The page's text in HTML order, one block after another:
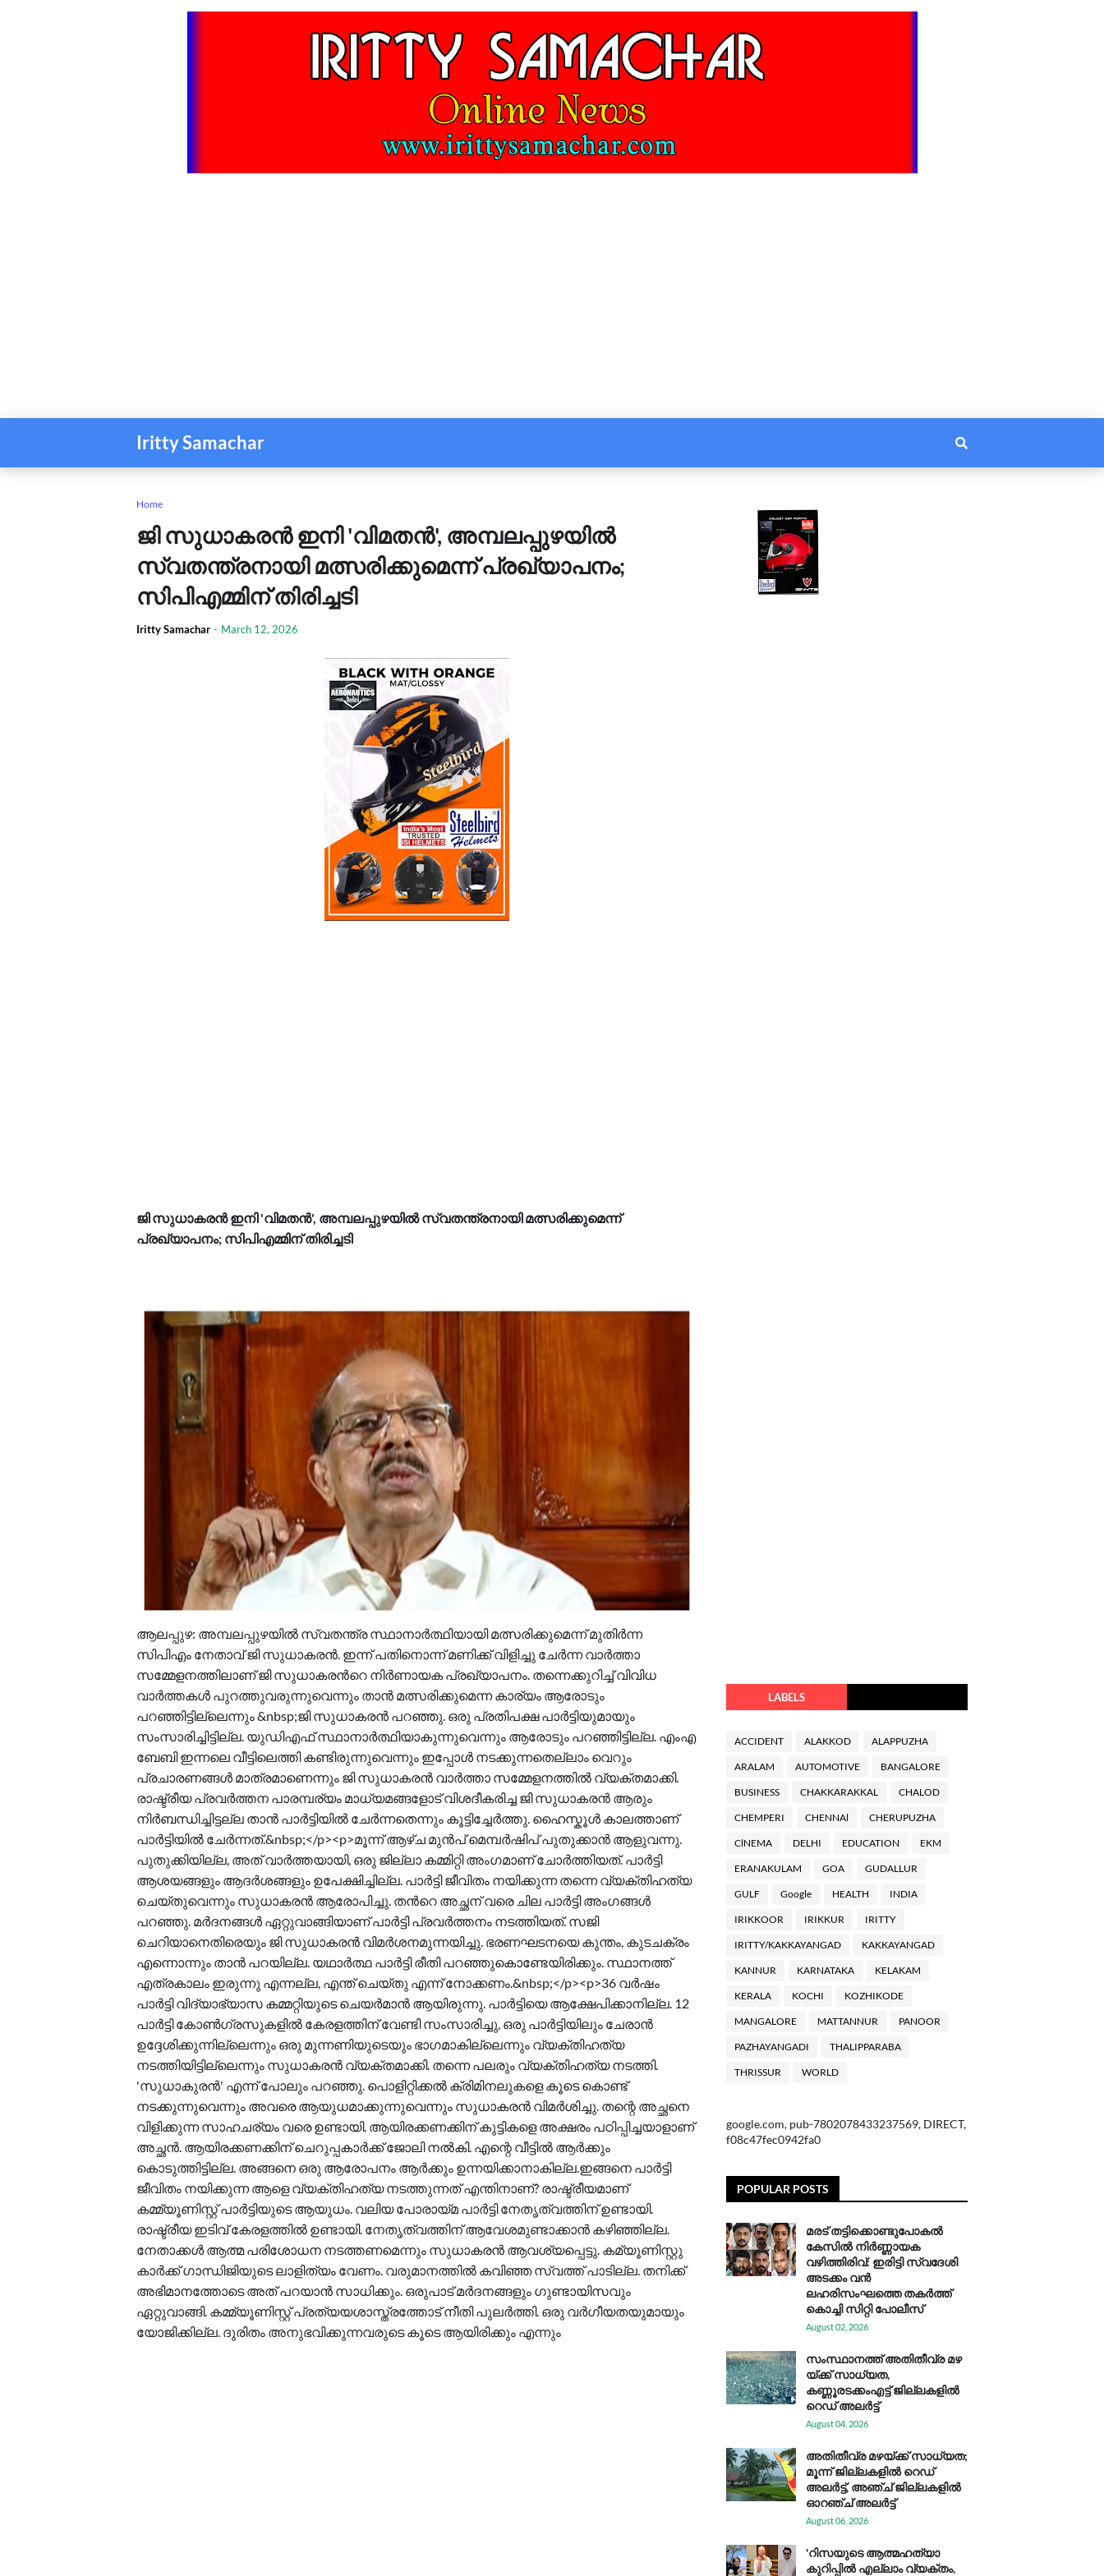
Iritty Samachar
Home
ജി സുധാകരൻ ഇനി 'വിമതൻ', അമ്പലപ്പുഴയിൽ
സ്വതന്ത്രനായി മത്സരിക്കുമെന്ന് പ്രഖ്യാപനം;
സിപിഎമ്മിന് തിരിച്ചടി
Iritty Samachar - March 12, 2026
ജി സുധാകരൻ ഇനി 'വിമതൻ', അമ്പലപ്പുഴയിൽ സ്വതന്ത്രനായി മത്സരിക്കുമെന്ന്
പ്രഖ്യാപനം; സിപിഎമ്മിന് തിരിച്ചടി
ആലപ്പുഴ: അമ്പലപ്പുഴയിൽ സ്വതന്ത്ര സ്ഥാനാര്‍ത്ഥിയായി മത്സരിക്കുമെന്ന് മുതിര്‍ന്ന
സിപിഎം നേതാവ് ജി സുധാകരൻ. ഇന്ന് പതിനൊന്ന് മണിക്ക് വിളിച്ചു ചേര്‍ന്ന വാര്‍ത്താ
സമ്മേളനത്തിലാണ് ജി സുധാകരന്‍റെ നിര്‍ണായക പ്രഖ്യാപനം. തന്നെക്കുറിച്ച് വിവിധ
വാർത്തകൾ പുറത്തുവരുന്നുവെന്നും താൻ മത്സരിക്കുമെന്ന കാര്യം ആരോടും
പറഞ്ഞിട്ടില്ലെന്നും &nbsp;ജി സുധാകരൻ പറഞ്ഞു. ഒരു പ്രതിപക്ഷ പാർട്ടിയുമായും
സംസാരിച്ചിട്ടില്ല. യുഡിഎഫ് സ്ഥാനാർത്ഥിയാകുന്നുവെന്നും ആരോടും പറഞ്ഞിട്ടില്ല. എംഎ
ബേബി ഇന്നലെ വീട്ടിലെത്തി കണ്ടിരുന്നുവെന്നും ഇപ്പോൾ നടക്കുന്നതെല്ലാം വെറും
പ്രചാരണങ്ങൾ മാത്രമാണെന്നും ജി സുധാകരൻ വാർത്താ സമ്മേളനത്തിൽ വ്യക്തമാക്കി.
രാഷ്ട്രീയ പ്രവർത്തന പാരമ്പര്യം മാധ്യമങ്ങളോട് വിശദീകരിച്ച ജി സുധാകരൻ ആരും
നിർബന്ധിച്ചിട്ടല്ല താൻ പാർട്ടിയിൽ ചേർന്നതെന്നും കൂട്ടിച്ചേർത്തു. ഹൈസ്കൂൾ കാലത്താണ്
പാർട്ടിയിൽ ചേർന്നത്.&nbsp;</p><p>മൂന്ന് ആഴ്ച മുൻപ് മെമ്പർഷിപ് പുതുക്കാൻ ആളുവന്നു.
പുതുക്കിയില്ല, അത് വാര്‍ത്തയായി, ഒരു ജില്ലാ കമ്മിറ്റി അംഗമാണ് ചോർത്തിയത്. പാർട്ടി
ആശയങ്ങളും ആദർശങ്ങളും ഉപേക്ഷിച്ചില്ല. പാര്‍ട്ടി ജീവിതം നയിക്കുന്ന തന്നെ വ്യക്തിഹത്യ
ചെയ്തുവെന്നും സുധാകരൻ ആരോപിച്ചു. തന്‍റെ അച്ഛന് വരെ ചില പാര്‍ട്ടി അംഗങ്ങള്‍
പറഞ്ഞു. മര്‍ദനങ്ങള്‍ ഏറ്റുവാങ്ങിയാണ് പാര്‍ട്ടി പ്രവര്‍ത്തനം നടത്തിയത്. സജി
ചെറിയാനെതിരെയും ജി സുധാകരൻ വിമര്‍ശനമുന്നയിച്ചു. ഭരണഘടനയെ കുന്തം, കുടചക്രം
എന്നൊന്നും താൻ പറയില്ല. യഥാര്‍ത്ഥ പാര്‍ട്ടി രീതി പറഞ്ഞുകൊണ്ടേയിരിക്കും. സ്ഥാനത്ത്
എത്രകാലം ഇരുന്നു എന്നല്ല, എന്ത് ചെയ്തു എന്ന് നോക്കണം.&nbsp;</p><p>36 വർഷം
പാർട്ടി വിദ്യാഭ്യാസ കമ്മറ്റിയുടെ ചെയർമാൻ ആയിരുന്നു. പാർട്ടിയെ ആക്ഷേപിക്കാനില്ല. 12
പാർട്ടി കോൺഗ്രസുകളിൽ കേരളത്തിന് വേണ്ടി സംസാരിച്ചു, ഒരു പാർട്ടിയിലും ചേരാൻ
ഉദ്ദേശിക്കുന്നില്ലെന്നും ഒരു മുന്നണിയുടെയും ഭാഗമാകില്ലെന്നും വ്യക്തിഹത്യ
നടത്തിയിട്ടില്ലെന്നും സുധാകരൻ വ്യക്തമാക്കി. തന്നെ പലരും വ്യക്തിഹത്യ നടത്തി.
'സുധാകുരൻ' എന്ന് പോലും പറഞ്ഞു. പൊളിറ്റിക്കൽ ക്രിമിനലുകളെ കൂടെ കൊണ്ട്
നടക്കുന്നുവെന്നും അവരെ ആയുധമാക്കുന്നുവെന്നും സുധാകരൻ വിമര്‍ശിച്ചു. തന്റെ അച്ഛനെ
വിളിക്കുന്ന സാഹചര്യം വരെ ഉണ്ടായി. ആയിരക്കണക്കിന് കുട്ടികളെ അക്ഷരം പഠിപ്പിച്ചയാളാണ്
അച്ഛൻ. ആയിരക്കണക്കിന് ചെറുപ്പകാർക്ക് ജോലി നൽകി. എന്റെ വീട്ടിൽ ആർക്കും
കൊടുത്തിട്ടില്ല. അങ്ങനെ ഒരു ആരോപനം ആർക്കും ഉന്നയിക്കാനാകില്ല.ഇങ്ങനെ പാർട്ടി
ജീവിതം നയിക്കുന്ന ആളെ വ്യക്തിഹത്യ നടത്തുന്നത് എന്തിനാണ്? രാഷ്ട്രീയമാണ്
കമ്മ്യൂണിസ്റ്റ് പാർട്ടിയുടെ ആയുധം. വലിയ പോരായ്മ പാർട്ടി നേതൃത്വത്തിന് ഉണ്ടായി.
രാഷ്ട്രീയ ഇടിവ് കേരളത്തിൽ ഉണ്ടായി. നേതൃത്വത്തിന് ആവേശമുണ്ടാക്കാൻ കഴിഞ്ഞില്ല.
നേതാക്കൾ ആത്മ പരിശോധന നടത്തണമെന്നും സുധാകരൻ ആവശ്യപ്പെട്ടു. കമ്യൂണിസ്റ്റു
കാർക്ക് ഗാന്ധിജിയുടെ ലാളിത്യം വേണം. വരുമാനത്തിൽ കവിഞ്ഞ സ്വത്ത് പാടില്ല. തനിക്ക്
അഭിമാനത്തോടെ അത് പറയാൻ സാധിക്കും. ഒരുപാട് മർദനങ്ങളും ഗുണ്ടായിസവും
ഏറ്റുവാങ്ങി. കമ്മ്യൂണിസ്റ്റ് പ്രത്യയശാസ്ത്രത്തോട് നീതി പുലർത്തി. ഒരു വർഗീയതയുമായും
യോജിക്കില്ല. ദുരിതം അനുഭവിക്കുന്നവരുടെ കൂടെ ആയിരിക്കും എന്നും
LABELS
ACCIDENT ALAKKOD ALAPPUZHA
ARALAM AUTOMOTIVE BANGALORE
BUSINESS CHAKKARAKKAL CHALOD
CHEMPERI CHENNAl CHERUPUZHA
ClNEMA DELHI EDUCATION EKM
ERANAKULAM GOA GUDALLUR
GULF Google HEALTH INDIA
IRIKKOOR IRIKKUR IRITTY
IRITTY/KAKKAYANGAD KAKKAYANGAD
KANNUR KARNATAKA KELAKAM
KERALA KOCHI KOZHIKODE
MANGALORE MATTANNUR PANOOR
PAZHAYANGADI THALIPPARABA
THRISSUR WORLD
google.com, pub-7802078433237569, DIRECT,
f08c47fec0942fa0
POPULAR POSTS
മരട് തട്ടിക്കൊണ്ടുപോകൽ
കേസിൽ നിർണ്ണായക
വഴിത്തിരിവ്: ഇരിട്ടി സ്വദേശി
അടക്കം വൻ
ലഹരിസംഘത്തെ തകർത്ത്
കൊച്ചി സിറ്റി പോലീസ്
August 02, 2026
സം​സ്ഥാ​ന​ത്ത് അ​തി​തീ​വ്ര മ​ഴ​
യ്ക്ക് സാ​ധ്യ​ത,
കണ്ണൂരടക്കംഎ​ട്ട് ജി​ല്ല​ക​ളി​ൽ
റെ​ഡ് അ​ലർ​ട്ട്
August 04, 2026
അതിതീവ്ര മഴയ്ക്ക് സാധ്യത;
മൂന്ന് ജില്ലകളിൽ റെഡ്
അലർട്ട്, അഞ്ച് ജില്ലകളിൽ
ഓറഞ്ച് അലർട്ട്
August 06, 2026
'റിസയുടെ ആത്മഹത്യാ
കുറിപ്പിൽ എല്ലാം വ്യക്തം,